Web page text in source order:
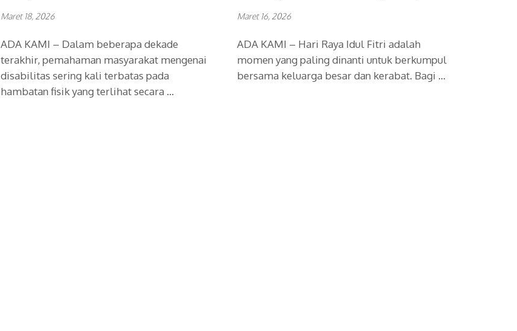
Maret 18, 2026
ADA KAMI – Dalam beberapa dekade
terakhir, pemahaman masyarakat mengenai
disabilitas sering kali terbatas pada
hambatan fisik yang terlihat secara …
Maret 16, 2026
ADA KAMI – Hari Raya Idul Fitri adalah
momen yang paling dinanti untuk berkumpul
bersama keluarga besar dan kerabat. Bagi …